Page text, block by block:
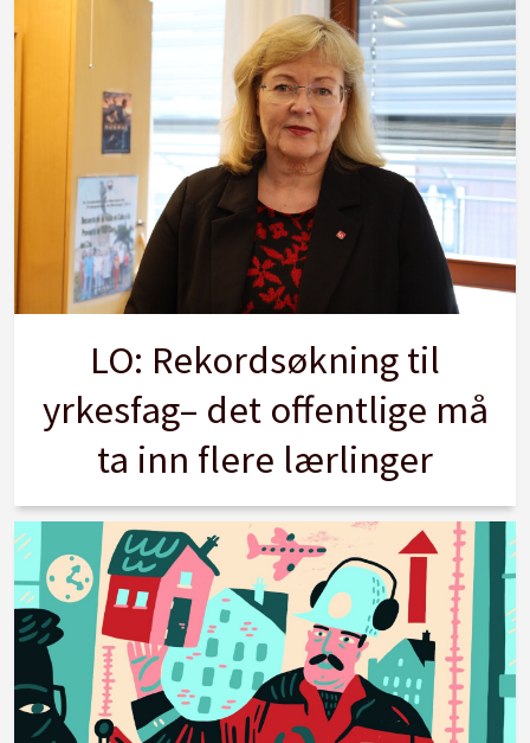
LO: Rekordsøkning til
yrkesfag– det offentlige må
ta inn flere lærlinger